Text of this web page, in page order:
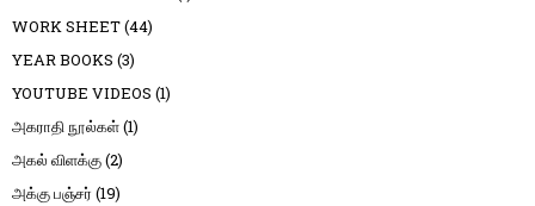
WORK SHEET(44)
YEAR BOOKS (3)
YOUTUBE VIDEOS (1)
அகராதி நூல்கள்(1)
அகல் விளக்கு(2)
அக்கு பஞ்சர் (19)